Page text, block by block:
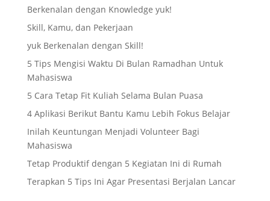
Berkenalan dengan Knowledge yuk!
Skill, Kamu, dan Pekerjaan
yuk Berkenalan dengan Skill!
5 Tips Mengisi Waktu Di Bulan Ramadhan Untuk
Mahasiswa
5 Cara Tetap Fit Kuliah Selama Bulan Puasa
4 Aplikasi Berikut Bantu Kamu Lebih Fokus Belajar
Inilah Keuntungan Menjadi Volunteer Bagi
Mahasiswa
Tetap Produktif dengan 5 Kegiatan Ini di Rumah
Terapkan 5 Tips Ini Agar Presentasi Berjalan Lancar